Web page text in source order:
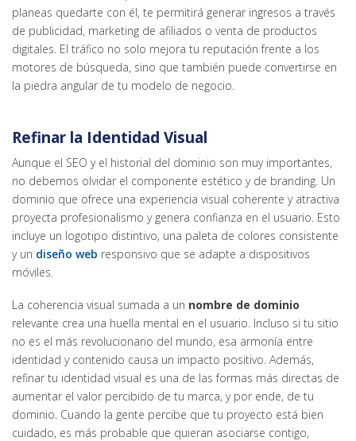
planeas quedarte con él, te permitirá generar ingresos a través
de publicidad, marketing de afiliados o venta de productos
digitales. El tráfico no solo mejora tu reputación frente a los
motores de búsqueda, sino que también puede convertirse en
la piedra angular de tu modelo de negocio.
Refinar la Identidad Visual
Aunque el SEO y el historial del dominio son muy importantes,
no debemos olvidar el componente estético y de branding. Un
dominio que ofrece una experiencia visual coherente y atractiva
proyecta profesionalismo y genera confianza en el usuario. Esto
incluye un logotipo distintivo, una paleta de colores consistente
y un diseño web responsivo que se adapte a dispositivos
móviles.
La coherencia visual sumada a un nombre de dominio
relevante crea una huella mental en el usuario. Incluso si tu sitio
no es el más revolucionario del mundo, esa armonía entre
identidad y contenido causa un impacto positivo. Además,
refinar tu identidad visual es una de las formas más directas de
aumentar el valor percibido de tu marca, y por ende, de tu
dominio. Cuando la gente percibe que tu proyecto está bien
cuidado, es más probable que quieran asociarse contigo,